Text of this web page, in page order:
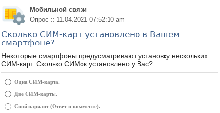
Мобильной связи
Опрос :: 11.04.2021 07:52:10 am
Сколько СИМ-карт установлено в Вашем
смартфоне?
Некоторые смартфоны предусматривают установку нескольких
СИМ-карт. Сколько СИМок установлено у Вас?
Одна СИМ-карта.
Две СИМ-карты.
Свой вариант (Ответ в комменте).